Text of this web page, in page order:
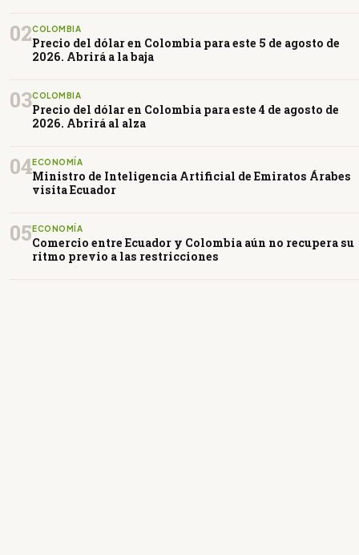
02COLOMBIA
Precio del dólar en Colombia para este 5 de agosto de
2026. Abrirá a la baja
03COLOMBIA
Precio del dólar en Colombia para este 4 de agosto de
2026. Abrirá al alza
04ECONOMÍA
Ministro de Inteligencia Artificial de Emiratos Árabes
visita Ecuador
05ECONOMÍA
Comercio entre Ecuador y Colombia aún no recupera su
ritmo previo a las restricciones